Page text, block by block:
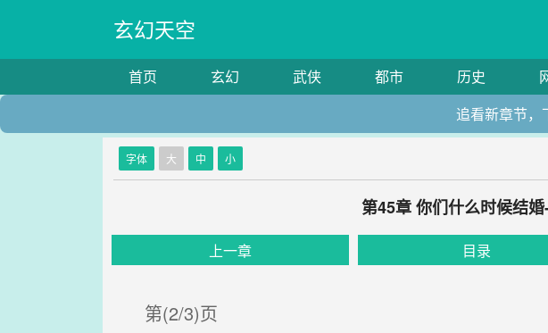
玄幻天空
首页 玄幻 武侠 都市 历史
追看新章节，
字体 大 中 小
第45章 你们什么时候结
上一章 目录
第(2/3)页